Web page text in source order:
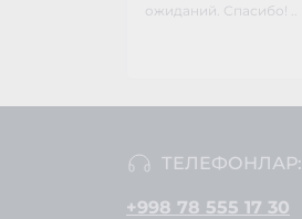
ожиданий. Спасибо! ..
ТЕЛЕФОНЛАР:
+998 78 555 17 30